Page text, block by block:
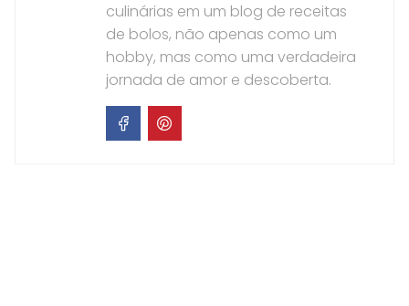
culinárias em um blog de receitas
de bolos, não apenas como um
hobby, mas como uma verdadeira
jornada de amor e descoberta.